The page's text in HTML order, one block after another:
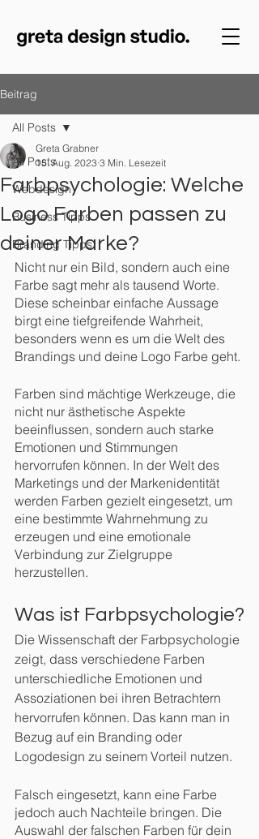
Beitrag
All Posts
Webdesign
Business Tipps
Branding Tipps
All Posts
Farbpsychologie: Welche
Logo Farben passen zu
deiner Marke?
Greta Grabner
15. Aug. 2023 3 Min. Lesezeit
Nicht nur ein Bild, sondern auch eine
Farbe sagt mehr als tausend Worte.
Diese scheinbar einfache Aussage
birgt eine tiefgreifende Wahrheit,
besonders wenn es um die Welt des
Brandings und deine Logo Farbe geht.
Farben sind mächtige Werkzeuge, die
nicht nur ästhetische Aspekte
beeinflussen, sondern auch starke
Emotionen und Stimmungen
hervorrufen können. In der Welt des
Marketings und der Markenidentität
werden Farben gezielt eingesetzt, um
eine bestimmte Wahrnehmung zu
erzeugen und eine emotionale
Verbindung zur Zielgruppe
herzustellen.
Was ist Farbpsychologie?
Die Wissenschaft der Farbpsychologie
zeigt, dass verschiedene Farben
unterschiedliche Emotionen und
Assoziationen bei ihren Betrachtern
hervorrufen können. Das kann man in
Bezug auf ein Branding oder
Logodesign zu seinem Vorteil nutzen.
Falsch eingesetzt, kann eine Farbe
jedoch auch Nachteile bringen. Die
Auswahl der falschen Farben für dein